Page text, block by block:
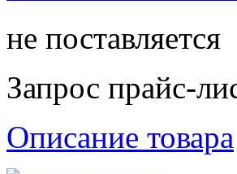
не поставляется
Запрос прайс-
Описание товара